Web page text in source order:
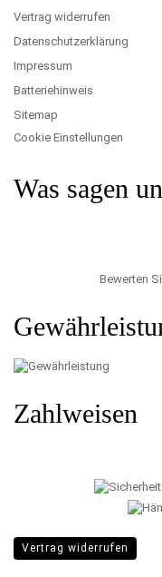
Vertrag widerrufen
Datenschutzerklärung
Impressum
Batteriehinweis
Sitemap
Cookie Einstellungen
Was sagen
Bewerten
Zahlweisen
Vertrag widerrufen